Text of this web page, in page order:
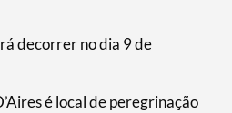
decorrer no dia 9 de
é local de peregrinação